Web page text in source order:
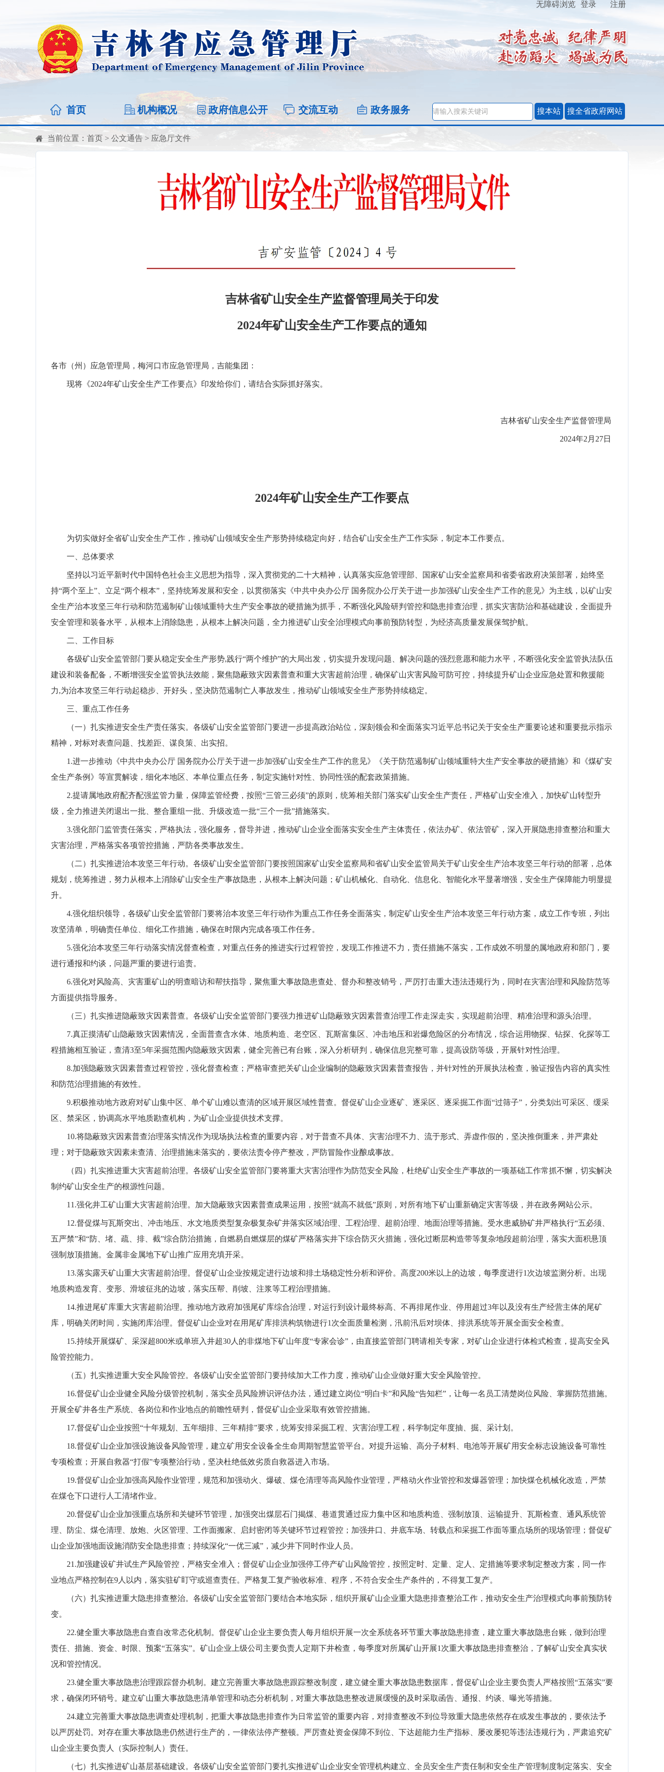
无障碍浏览 登录 注册
首页 机构概况 政府信息公开 交流互动 政务服务
当前位置： 首页 > 公文通告 > 应急厅文件
吉林省矿山安全生产监督管理局关于印发
2024年矿山安全生产工作要点的通知
各市 （州 ） 应急管理局，梅河口市应急管理局，吉能集团：
现将《2024年矿山安全生产工作要点》印发给你们，请结合实际抓好落实。
吉林省矿山安全生产监督管理局
2024年2月27日
2024年矿山安全生产工作要点
为切实做好全省矿山安全生产工作， 推动矿山领域安全生产形势持续稳定向好 ，结合矿山安全生产工作实际，制定本工作要点。
一、总体要求
坚持以习近平新时代中国特色社会主义思想为指导，深入贯彻党的二十大精神， 认真落实应急管理部、国家矿山安全监察局和省委省政府决策部署，始终坚
持“两个至上”、立足“两个根本”， 坚持统筹发展和安全， 以贯彻落实《中共中央办公厅 国务院办公厅关于进一步加强矿山安全生产工作的意见》为主线，以矿山安
全生产治本攻坚三年行动和防范遏制矿山领域重特大生产安全事故的硬措施为抓手， 不断强化风险研判管控和隐患排查治理 ，抓实灾害防治和基础建设，全面提升
安全管理和装备水平，从根本上消除隐患，从根本上解决问题，全力推进矿山安全治理模式向事前预防转型， 为经济高质量发展保驾护航。
二、工作目标
各级矿山安全监管部门要从稳定安全生产形势,践行“两个维护”的大局出发，切实提升发现问题、解决问题的强烈意愿和能力水平， 不断强化安全监管执法队伍
建设和装备配备， 不断增强安全监管执法效能，聚焦隐蔽致灾因素普查和重大灾害超前治理，确保矿山灾害风险可防可控，持续提升矿山企业应急处置和救援能
力,为治本攻坚三年行动起稳步、开好头， 坚决防范遏制亡人事故发生 ， 推动矿山领域安全生产形势持续稳定。
三、重点工作任务
（一）扎实推进安全生产责任落实。 各级矿山安全监管部门要进一步提高政治站位，深刻领会和全面落实习近平总书记关于安全生产重要论述和重要批示指示
精神，对标对表查问题、找差距、谋良策、出实招。
1.进一步推动《中共中央办公厅 国务院办公厅关于进一步加强矿山安全生产工作的意见》《关于防范遏制矿山领域重特大生产安全事故的硬措施》和《煤矿安
全生产条例》等宣贯解读，细化本地区、本单位重点任务，制定实施针对性、协同性强的配套政策措施。
2.提请属地政府配齐配强监管力量，保障监管经费， 按照“三管三必须”的原则， 统筹相关部门落实矿山安全生产责任，严格矿山安全准入，加快矿山转型升
级，全力推进关闭退出一批、整合重组一批、升级改造一批“三个一批”措施落实。
3.强化部门监管责任落实，严格执法，强化服务，督导并进，推动矿山企业全面落实安全生产主体责任，依法办矿、依法管矿， 深入开展隐患排查整治和重大
灾害治理，严格落实各项管控措施，严防各类事故发生。
（二）扎实推进治本攻坚三年行动。 各级矿山安全监管部门要按照国家矿山安全监察局和省矿山安全监管局关于矿山安全生产治本攻坚三年行动的部署，总体
规划，统筹推进，努力从根本上消除矿山安全生产事故隐患， 从根本上解决问题； 矿山机械化、自动化、信息化、智能化水平显著增强，安全生产保障能力明显提
升。
4.强化组织领导，各级矿山安全监管部门要将治本攻坚三年行动作为重点工作任务全面落实，制定矿山安全生产治本攻坚三年行动方案，成立工作专班，列出
攻坚清单，明确责任单位、细化工作措施，确保在时限内完成各项工作任务。
5.强化治本攻坚三年行动落实情况督查检查，对重点任务的推进实行过程管控，发现工作推进不力，责任措施不落实，工作成效不明显的属地政府和部门，要
进行通报和约谈，问题严重的要进行追责。
6.强化对风险高、灾害重矿山的明查暗访和帮扶指导，聚焦重大事故隐患查处、督办和整改销号，严厉打击重大违法违规行为，同时在灾害治理和风险防范等
方面提供指导服务。
（三）扎实推进隐蔽致灾因素普查。 各级矿山安全监管部门要强力推进矿山隐蔽致灾因素普查治理工作走深走实，实现超前治理、精准治理和源头治理。
7.真正摸清矿山隐蔽致灾因素情况，全面普查含水体、 地质构造、老空区、瓦斯富集区、冲击地压和岩爆危险区的分布情况，综合运用物探、钻探、化探等工
程措施相互验证， 查清3至5年采掘范围内隐蔽致灾因素，健全完善已有台账，深入分析研判，确保信息完整可靠，提高设防等级，开展针对性治理。
8.加强隐蔽致灾因素普查过程管控，强化督查检查；严格审查把关矿山企业编制的隐蔽致灾因素普查报告，并针对性的开展执法检查，验证报告内容的真实性
和防范治理措施的有效性。
9.积极推动地方政府对矿山集中区、单个矿山难以查清的区域开展区域性普查。督促矿山企业逐矿、逐采区、逐采掘工作面“过筛子”，分类划出可采区、缓采
区、禁采区，协调高水平地质勘查机构，为矿山企业提供技术支撑。
10.将隐蔽致灾因素普查治理落实情况作为现场执法检查的重要内容，对于普查不具体、灾害治理不力、流于形式、弄虚作假的，坚决推倒重来，并严肃处
理；对于隐蔽致灾因素未查清、治理措施未落实的，要依法责令停产整改，严防冒险作业酿成事故。
（四）扎实推进重大灾害超前治理。 各级矿山安全监管部门要将重大灾害治理作为防范安全风险，杜绝矿山安全生产事故的一项基础工作常抓不懈，切实解决
制约矿山安全生产的根源性问题。
11.强化井工矿山重大灾害超前治理。加大隐蔽致灾因素普查成果运用，按照“就高不就低”原则，对所有地下矿山重新确定灾害等级，并在政务网站公示。
12.督促煤与瓦斯突出、冲击地压、水文地质类型复杂极复杂矿井落实区域治理、工程治理、超前治理、地面治理等措施。 受水患威胁矿井严格执行“五必须、
五严禁”和“防、堵、疏、排、截”综合防治措施，自燃易自燃煤层的煤矿严格落实井下综合防灭火措施，强化过断层构造带等复杂地段超前治理，落实大面积悬顶
强制放顶措施。 金属非金属地下矿山推广应用充填开采。
13.落实露天矿山重大灾害超前治理。督促矿山企业按规定进行边坡和排土场稳定性分析和评价。高度200米以上的边坡，每季度进行1 次边坡监测分析。出现
地质构造发育、变形、滑坡征兆的边坡 ， 落实压帮、削坡、注浆等工程治理措施。
14.推进尾矿库重大灾害超前治理。推动地方政府加强尾矿库综合治理，对运行到设计最终标高、不再排尾作业、停用超过3年以及没有生产经营主体的尾矿
库，明确关闭时间，实施闭库治理。督促矿山企业对在用尾矿库排洪构筑物进行1 次全面质量检测，汛前汛后对坝体、排洪系统等开展全面安全检查。
15.持续开展煤矿、采深超800米或单班入井超30 人的非煤地下矿山年度“专家会诊”，由直接监管部门聘请相关专家，对矿山企业进行体检式检查，提高安全风
险管控能力。
（五）扎实推进重大安全风险管控。 各级矿山安全监管部门要持续加大工作力度，推动矿山企业做好重大安全风险管控。
16.督促矿山企业健全风险分级管控机制 ， 落实全员风险辨识评估办法， 通过建立岗位“明白卡”和风险“告知栏”， 让每一名员工清楚岗位风险、掌握防范措施。
开展全矿井各生产系统、各岗位和作业地点的前瞻性研判，督促矿山企业采取有效管控措施。
17.督促矿山企业按照“十年规划、五年细排、三年精排”要求，统筹安排采掘工程、灾害治理工程，科学制定年度抽、掘、采计划。
18.督促矿山企业加强设施设备风险管理 ， 建立矿用安全设备全生命周期智慧监管平台。对提升运输、高分子材料、电池等开展矿用安全标志设施设备可靠性
专项检查 ； 开展自救器“打假”专项整治行动，坚决杜绝低效劣质自救器进入市场。
19.督促矿山企业加强高风险作业管理 ， 规范和加强动火、爆破、煤仓清理等高风险作业管理，严格动火作业管控和发爆器管理； 加快煤仓机械化改造，严禁
在煤仓下口进行人工清堵作业。
20.督促矿山企业加强重点场所和关键环节管理 ， 加强突出煤层石门揭煤、巷道贯通过应力集中区和地质构造、强制放顶、运输提升、瓦斯检查、通风系统管
理、防尘、煤仓清理、放炮、火区管理、工作面搬家、启封密闭等关键环节过程管控 ；加强井口、井底车场、转载点和采掘工作面等重点场所的现场管理； 督促矿
山企业加强地面设施消防安全隐患排查 ； 持续深化“一优三减” ，减少井下同时作业人员。
21.加强建设矿井试生产风险管控，严格安全准入 ； 督促矿山企业加强停工停产矿山风险管控，按照定时、定量、定人、定措施等要求制定整改方案，同一作
业地点严格控制在9 人以内，落实驻矿盯守或巡查责任。严格复工复产验收标准 、程序 ，不符合安全生产条件的 ， 不得复工复产。
（六）扎实推进重大隐患排查整治。 各级矿山安全监管部门要结合本地实际，组织开展矿山企业重大隐患排查整治工作， 推动安全生产治理模式向事前预防转
变。
22.健全重大事故隐患自查自改常态化机制。督促矿山企业主要负责人每月组织开展一次全系统各环节重大事故隐患排查 ， 建立重大事故隐患台账，做到治理
责任、措施、资金、时限、预案“五落实”。 矿山企业上级公司主要负责人定期下井检查，每季度对所属矿山开展1 次重大事故隐患排查整治，了解矿山安全真实状
况和管控情况。
23.健全重大事故隐患治理跟踪督办机制。建立完善重大事故隐患跟踪整改制度，建立健全重大事故隐患数据库， 督促矿山企业主要负责人严格按照“五落实”要
求，确保闭环销号。建立矿山重大事故隐患清单管理和动态分析机制，对重大事故隐患整改进展缓慢的及时采取函告、通报、约谈、曝光等措施。
24.建立完善重大事故隐患调查处理机制，把重大事故隐患排查作为日常监管的重要内容， 对排查整改不到位导致重大隐患依然存在或发生事故的，要依法予
以严厉处罚。 对存在重大事故隐患仍然进行生产的，一律依法停产整顿。严厉查处资金保障不到位、下达超能力生产指标、屡改屡犯等违法违规行为，严肃追究矿
山企业主要负责人
（实际控制人 ） 责任。
（七）扎实推进矿山基层基础建设。 各级矿山安全监管部门要扎实推进矿山企业安全管理机构建立、全员安全生产责任制和安全生产管理制度制定落实、安全